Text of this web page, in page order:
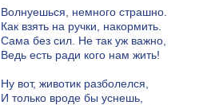
Волнуешься, немного страшно.
Как взять на ручки, накормить.
Сама без сил. Не так уж важно,
Ведь есть ради кого нам жить!
Ну вот, животик разболелся,
И только вроде бы уснешь,